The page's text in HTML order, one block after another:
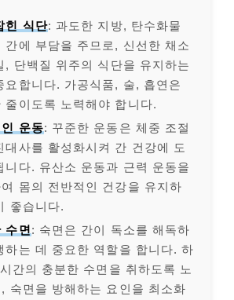
힌 식단: 과도한 지방, 탄수화물
간에 부담을 주므로, 신선한 채소
, 단백질 위주의 식단을 유지하는
요합니다. 가공식품, 술, 흡연은
줄이도록 노력해야 합니다.
운동: 꾸준한 운동은 체중 조절
대사를 활성화시켜 간 건강에 도
니다. 유산소 운동과 근력 운동을
몸의 전반적인 건강을 유지하
좋습니다.
수면 : 숙면은 간이 독소를 해독하
하는 데 중요한 역할을 합니다. 하
간의 충분한 수면을 취하도록 노
숙면을 방해하는 요인을 최소화